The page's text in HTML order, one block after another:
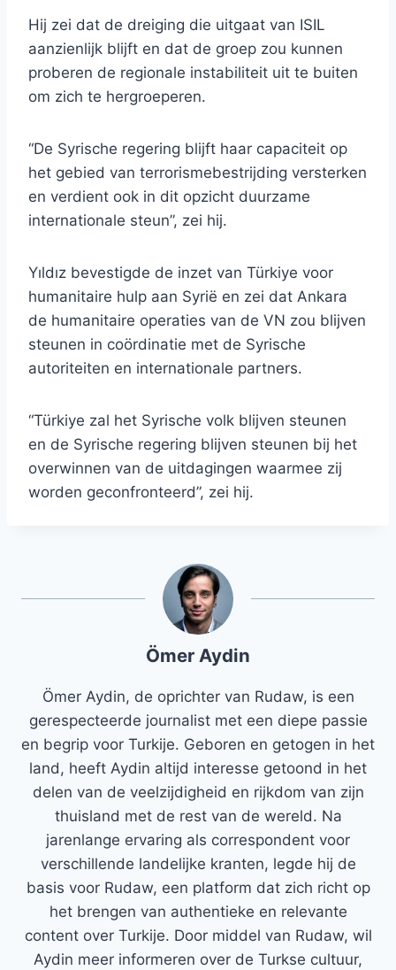
Hij zei dat de dreiging die uitgaat van ISIL
aanzienlijk blijft en dat de groep zou kunnen
proberen de regionale instabiliteit uit te buiten
om zich te hergroeperen.
“De Syrische regering blijft haar capaciteit op
het gebied van terrorismebestrijding versterken
en verdient ook in dit opzicht duurzame
internationale steun”, zei hij.
Yıldız bevestigde de inzet van Türkiye voor
humanitaire hulp aan Syrië en zei dat Ankara
de humanitaire operaties van de VN zou blijven
steunen in coördinatie met de Syrische
autoriteiten en internationale partners.
“Türkiye zal het Syrische volk blijven steunen
en de Syrische regering blijven steunen bij het
overwinnen van de uitdagingen waarmee zij
worden geconfronteerd”, zei hij.
Ömer Aydin
Ömer Aydin, de oprichter van Rudaw, is een
gerespecteerde journalist met een diepe passie
en begrip voor Turkije. Geboren en getogen in het
land, heeft Aydin altijd interesse getoond in het
delen van de veelzijdigheid en rijkdom van zijn
thuisland met de rest van de wereld. Na
jarenlange ervaring als correspondent voor
verschillende landelijke kranten, legde hij de
basis voor Rudaw, een platform dat zich richt op
het brengen van authentieke en relevante
content over Turkije. Door middel van Rudaw, wil
Aydin meer informeren over de Turkse cultuur,